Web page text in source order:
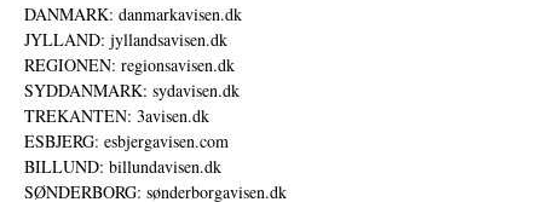
DANMARK: danmarkavisen.dk
JYLLAND: jyllandsavisen.dk
REGIONEN: regionsavisen.dk
SYDDANMARK: sydavisen.dk
TREKANTEN: 3avisen.dk
ESBJERG: esbjergavisen.com
BILLUND: billundavisen.dk
SØNDERBORG: sønderborgavisen.dk